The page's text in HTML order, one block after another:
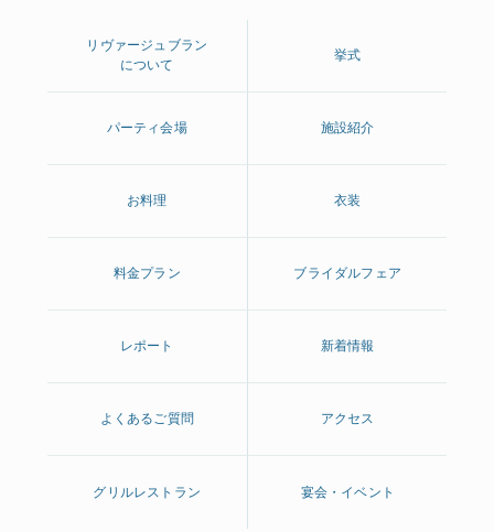
リヴァージュブラン
について
挙式
パーティ会場 施設紹介
お料理 衣装
料金プラン ブライダルフェア
レポート 新着情報
よくあるご質問 アクセス
グリルレストラン 宴会・イベント